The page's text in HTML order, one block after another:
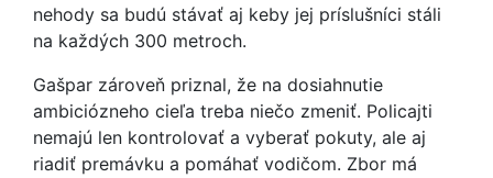
nehody sa budú stávať aj keby jej príslušníci stáli
na každých 300 metroch.
Gašpar zároveň priznal, že na dosiahnutie
ambiciózneho cieľa treba niečo zmeniť. Policajti
nemajú len kontrolovať a vyberať pokuty, ale aj
riadiť premávku a pomáhať vodičom. Zbor má